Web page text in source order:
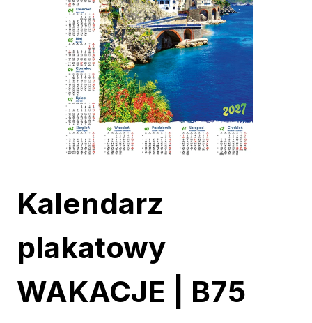
Kalendarz
plakatowy
WAKACJE | B75